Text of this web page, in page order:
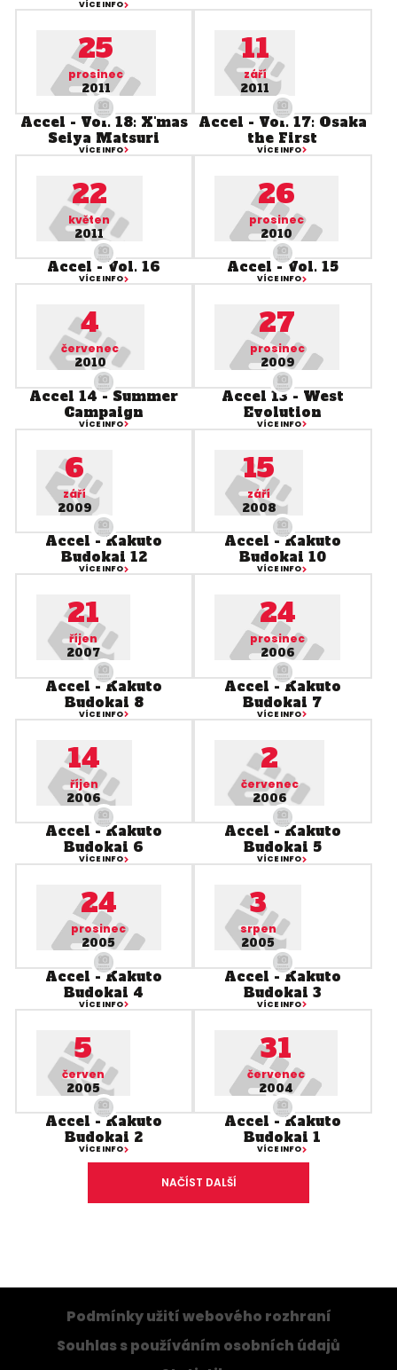
VÍCE INFO
25
prosinec
2011
Accel - Vol. 18: X'mas
Seiya Matsuri
VÍCE INFO
11
září
2011
Accel - Vol. 17: Osaka
the First
VÍCE INFO
22
květen
2011
Accel - Vol. 16
VÍCE INFO
26
prosinec
2010
Accel - Vol. 15
VÍCE INFO
4
červenec
2010
Accel 14 - Summer
Campaign
VÍCE INFO
27
prosinec
2009
Accel 13 - West
Evolution
VÍCE INFO
6
září
2009
Accel - Kakuto
Budokai 12
VÍCE INFO
15
září
2008
Accel - Kakuto
Budokai 10
VÍCE INFO
21
říjen
2007
Accel - Kakuto
Budokai 8
VÍCE INFO
24
prosinec
2006
Accel - Kakuto
Budokai 7
VÍCE INFO
14
říjen
2006
Accel - Kakuto
Budokai 6
VÍCE INFO
2
červenec
2006
Accel - Kakuto
Budokai 5
VÍCE INFO
24
prosinec
2005
Accel - Kakuto
Budokai 4
VÍCE INFO
3
srpen
2005
Accel - Kakuto
Budokai 3
VÍCE INFO
5
červen
2005
Accel - Kakuto
Budokai 2
VÍCE INFO
31
červenec
2004
Accel - Kakuto
Budokai 1
VÍCE INFO
NAČÍST DALŠÍ
Podmínky užití webového rozhraní
Souhlas s používáním osobních údajů